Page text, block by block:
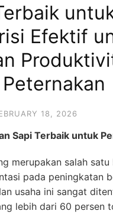
Efektif
18, 2026
Sapi Terbaik untuk
merupakan salah
pada peningkatan
usaha ini sangat
lebih dari 60 persen